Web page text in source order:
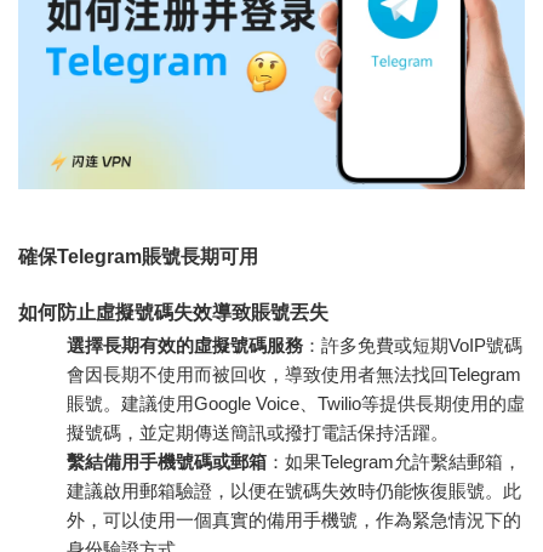
確保Telegram賬號長期可用
如何防止虛擬號碼失效導致賬號丟失
選擇長期有效的虛擬號碼服務 ：許多免費或短期VoIP號碼
會因長期不使用而被回收，導致使用者無法找回Telegram
賬號。建議使用Google Voice、Twilio等提供長期使用的虛
擬號碼，並定期傳送簡訊或撥打電話保持活躍。
繫結備用手機號碼或郵箱 ：如果Telegram允許繫結郵箱，
建議啟用郵箱驗證，以便在號碼失效時仍能恢復賬號。此
外，可以使用一個真實的備用手機號，作為緊急情況下的